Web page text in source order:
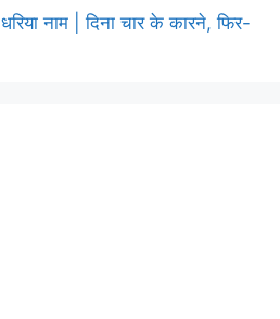
नाम | दिना चार के कारने, फिर-